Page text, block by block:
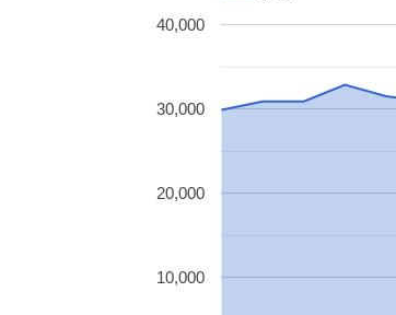
10,000
20,000
30,000
40,000